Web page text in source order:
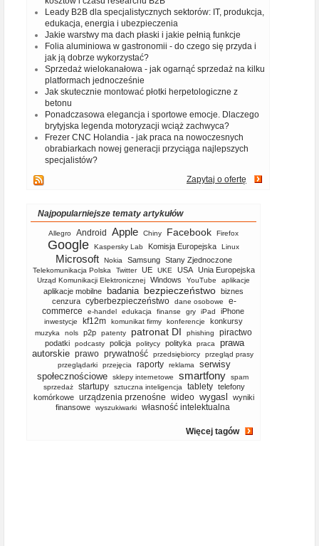
Leady B2B dla specjalistycznych sektorów: IT, produkcja,
edukacja, energia i ubezpieczenia
Jakie warstwy ma dach płaski i jakie pełnią funkcje
Folia aluminiowa w gastronomii - do czego się przyda i
jak ją dobrze wykorzystać?
Sprzedaż wielokanałowa - jak ogarnąć sprzedaż na kilku
platformach jednocześnie
Jak skutecznie montować płotki herpetologiczne z
betonu
Ponadczasowa elegancja i sportowe emocje. Dlaczego
brytyjska legenda motoryzacji wciąż zachwyca?
Frezer CNC Holandia - jak praca na nowoczesnych
obrabiarkach nowej generacji przyciąga najlepszych
specjalistów?
Zapytaj o ofertę
Najpopularniejsze tematy artykułów
Allegro Android Apple Chiny Facebook Firefox
Google Kaspersky Lab Komisja Europejska Linux
Microsoft Nokia Samsung Stany Zjednoczone
Telekomunikacja Polska Twitter UE UKE USA Unia Europejska
Urząd Komunikacji Elektronicznej Windows YouTube aplikacje
aplikacje mobilne badania bezpieczeństwo biznes
cenzura cyberbezpieczeństwo dane osobowe
e-
commerce
e-handel edukacja finanse gry iPad iPhone
inwestycje kf12m komunikat firmy konferencje konkursy
muzyka nols p2p patenty patronat DI phishing piractwo
podatki podcasty policja politycy polityka praca
prawa
autorskie prawo prywatność przedsiębiorcy
przegląd prasy
przeglądarki
przejęcia raporty reklama
serwisy
społecznościowe
sklepy internetowe smartfony
spam
sprzedaż
startupy sztuczna inteligencja tablety telefony
komórkowe
urządzenia przenośne wideo wygasl
wyniki
finansowe
wyszukiwarki własność intelektualna
Więcej tagów